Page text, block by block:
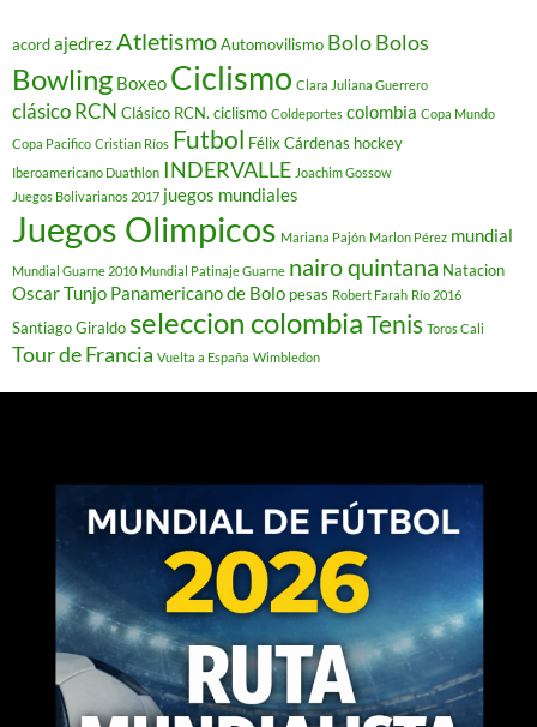
acordajedrez AtletismoAutomovilismo BoloBolos
Bowling Boxeo Ciclismo Clara Juliana Guerrero
clásico RCN Clásico RCN. ciclismo Coldeportes colombia Copa Mundo
Copa Pacifico Cristian Ríos Futbol Félix Cárdenas hockey
Iberoamericano Duathlon INDERVALLE Joachim Gossow
Juegos Bolivarianos 2017 juegos mundiales
Juegos Olimpicos Mariana Pajón Marlon Pérez mundial
Mundial Guarne 2010 Mundial Patinaje Guarne nairo quintana Natacion
Oscar Tunjo Panamericano de Bolo pesas Robert Farah Río 2016
Santiago Giraldo seleccion colombiaTenis Toros Cali
Tour de Francia Vuelta a España Wimbledon